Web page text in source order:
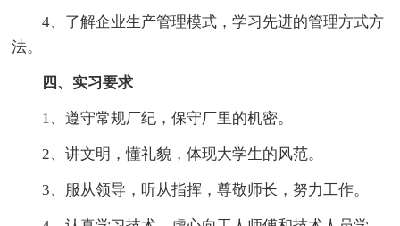
4、了解企业生产管理模式，学习先进的管理方式方
法。
四、实习要求
1、遵守常规厂纪，保守厂里的机密。
2、讲文明，懂礼貌，体现大学生的风范。
3、服从领导，听从指挥，尊敬师长，努力工作。